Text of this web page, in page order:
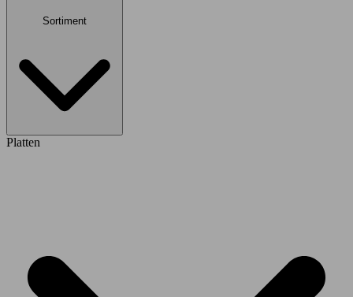
Sortiment
Platten